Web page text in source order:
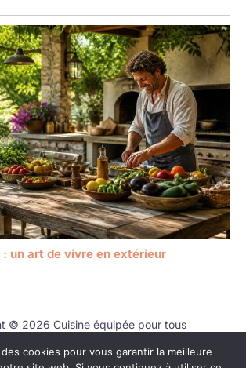
: un art de vivre en extérieur
© 2026 Cuisine équipée pour tous
Contact
cookies pour vous garantir la meilleure